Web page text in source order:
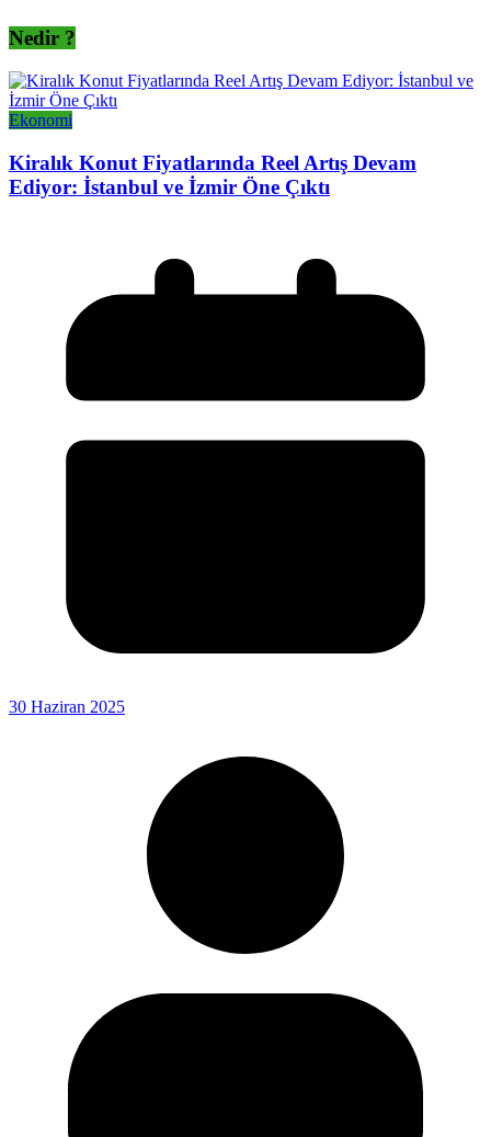
Nedir ?
Ekonomi
Kiralık Konut Fiyatlarında Reel Artış Devam
Ediyor: İstanbul ve İzmir Öne Çıktı
30 Haziran 2025